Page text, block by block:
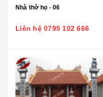
Nhà thờ họ - 06
Liên hệ 0795 102 666